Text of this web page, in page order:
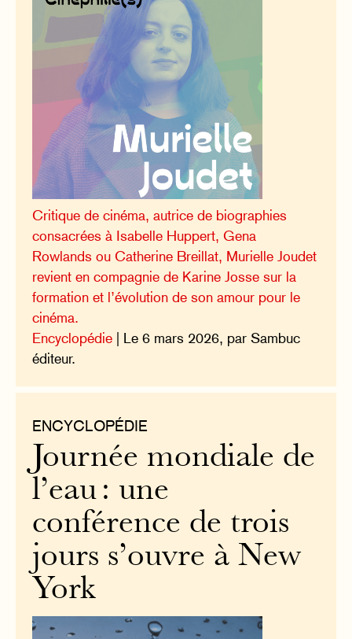
Critique de cinéma, autrice de biographies
consacrées à Isabelle Huppert, Gena
Rowlands ou Catherine Breillat, Murielle Joudet
revient en compagnie de Karine Josse sur la
formation et l’évolution de son amour pour le
cinéma.
Encyclopédie | Le 6 mars 2026, par Sambuc
éditeur.
ENCYCLOPÉDIE
Journée mondiale de
l’eau : une
conférence de trois
jours s’ouvre à New
York